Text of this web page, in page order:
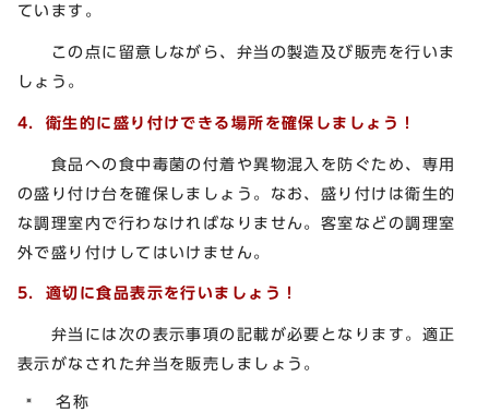
ています。
この点に留意しながら、弁当の製造及び販売を行いま
しょう。
4．衛生的に盛り付けできる場所を確保しましょう！
食品への食中毒菌の付着や異物混入を防ぐため、専用
の盛り付け台を確保しましょう。なお、盛り付けは衛生的
な調理室内で行わなければなりません。客室などの調理室
外で盛り付けしてはいけません。
5．適切に食品表示を行いましょう！
弁当には次の表示事項の記載が必要となります。適正
表示がなされた弁当を販売しましょう。
名称